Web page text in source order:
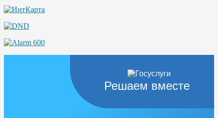
Решаем вместе